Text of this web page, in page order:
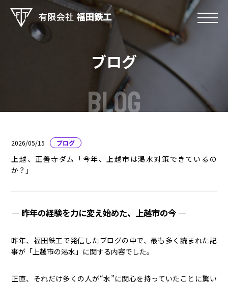
ブログ
BLOG
2026/05/15 ブログ
上越、正善寺ダム「今年、上越市は渇水対策できているの
か？」
― 昨年の経験を力に変え始めた、上越市の今 ―
昨年、福田鉄工で発信したブログの中で、最も多く読まれた記
事が「上越市の渇水」に関する内容でした。
正直、それだけ多くの人が“水”に関心を持っていたことに驚い